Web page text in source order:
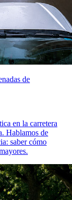
de
en la carretera
Hablamos de
saber cómo